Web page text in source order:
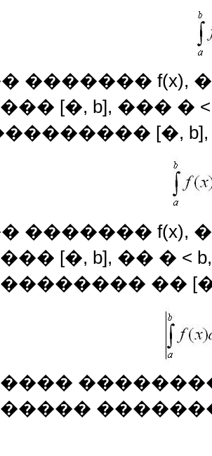
�������
[�, b], ��� � <
[�,
�������
[�, b], �� � <
��